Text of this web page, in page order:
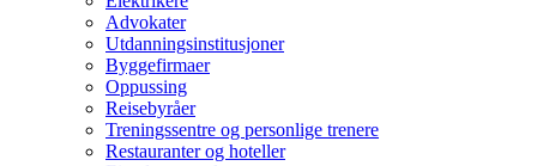
Advokater
Utdanningsinstitusjoner
Byggefirmaer
Oppussing
Reisebyråer
Treningssentre og personlige trenere
Restauranter og hoteller